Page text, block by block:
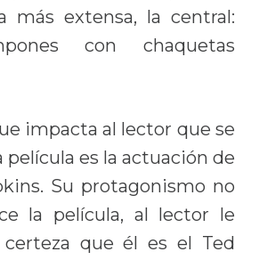
más extensa, la central:
con chaquetas
impacta al lector que se
película es la actuación de
Su protagonismo no
la película, al lector le
que él es el Ted